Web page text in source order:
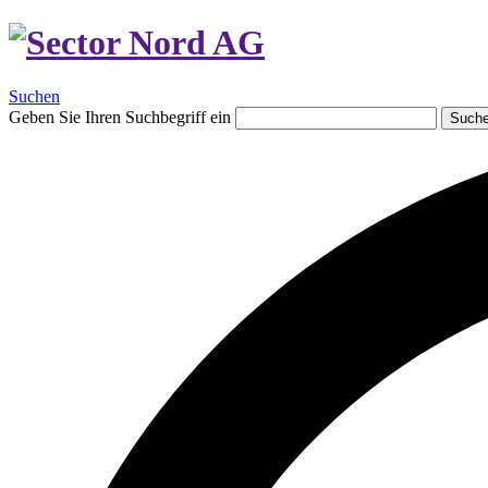
Suchen
Geben Sie Ihren Suchbegriff ein